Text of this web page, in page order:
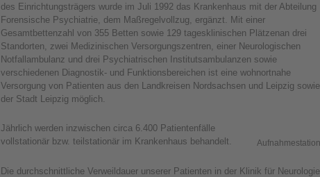
des Einrichtungsträgers wurde im Juli 1992 das Krankenhaus mit der Abteilung
Forensische Psychiatrie, dem Maßregelvollzug, ergänzt. Mit einer
Gesamtbettenzahl von 355 Betten sowie 129 tagesklinischen Plätzen an drei
Standorten, zwei Medizinischen Versorgungszentren, einer Neurologischen
Notfallambulanz und drei Psychiatrischen Institutsambulanzen sowie
verschiedenen Diagnostik- und Funktionsbereichen ist eine wohnortnahe
Versorgung von Patienten aus den Landkreisen Nordsachsen und Leipzig sowie
der Stadt Leipzig möglich.
Aufnahmestation
Jährlich werden inzwischen circa 6.400 Patientenfälle
vollstationär bzw. teilstationär im Krankenhaus behandelt.
Die durchschnittliche Verweildauer unserer Patienten in der Klinik für Neurologie